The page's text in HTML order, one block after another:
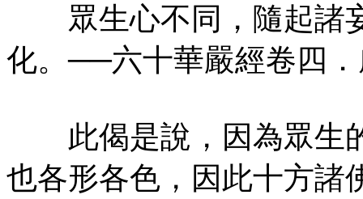
眾生心不同，隨起諸
化。──六十華嚴經卷四
此偈是說，因為眾生
也各形各色，因此十方諸